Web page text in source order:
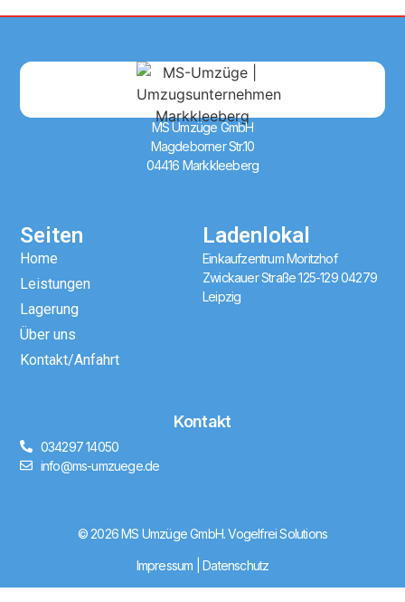
MS Umzüge GmbH
Magdeborner Str.10
04416 Markkleeberg
Seiten
Home
Leistungen
Lagerung
Über uns
Kontakt/Anfahrt
Ladenlokal
Einkaufzentrum Moritzhof
Zwickauer Straße 125-129 04279
Leipzig
Kontakt
034297 14050
info@ms-umzuege.de
© 2026 MS Umzüge GmbH.Vogelfrei Solutions
Impressum |Datenschutz